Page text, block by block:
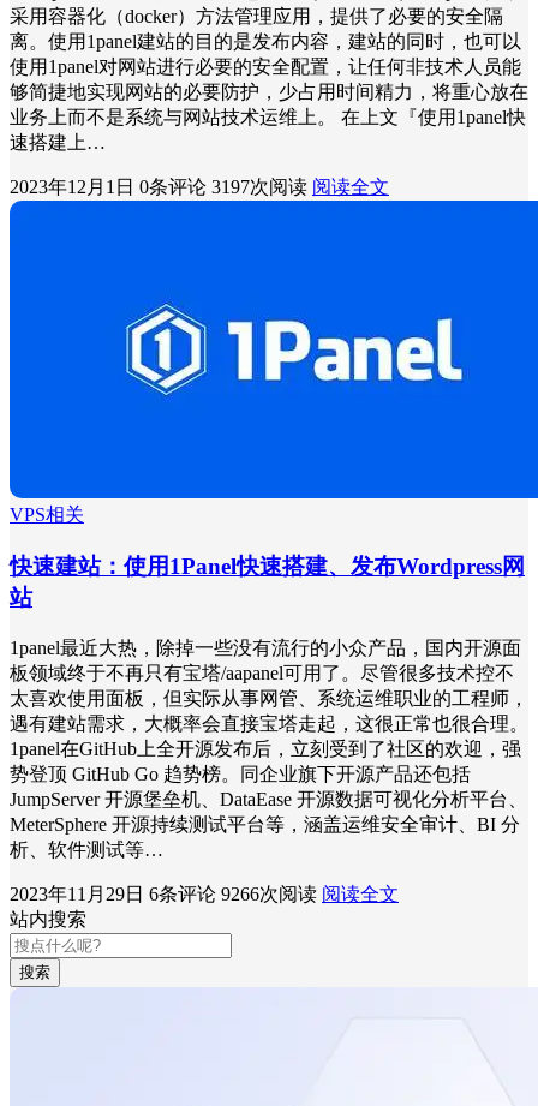
采用容器化（docker）方法管理应用，提供了必要的安全隔
离。使用1panel建站的目的是发布内容，建站的同时，也可以
使用1panel对网站进行必要的安全配置，让任何非技术人员能
够简捷地实现网站的必要防护，少占用时间精力，将重心放在
业务上而不是系统与网站技术运维上。 在上文『使用1panel快
速搭建上…
2023年12月1日 0条评论 3197次阅读 阅读全文
VPS相关
快速建站：使用1Panel快速搭建、发布Wordpress网
站
1panel最近大热，除掉一些没有流行的小众产品，国内开源面
板领域终于不再只有宝塔/aapanel可用了。尽管很多技术控不
太喜欢使用面板，但实际从事网管、系统运维职业的工程师，
遇有建站需求，大概率会直接宝塔走起，这很正常也很合理。
1panel在GitHub上全开源发布后，立刻受到了社区的欢迎，强
势登顶 GitHub Go 趋势榜。同企业旗下开源产品还包括
JumpServer 开源堡垒机、DataEase 开源数据可视化分析平台、
MeterSphere 开源持续测试平台等，涵盖运维安全审计、BI 分
析、软件测试等…
2023年11月29日 6条评论 9266次阅读 阅读全文
站内搜索
搜索